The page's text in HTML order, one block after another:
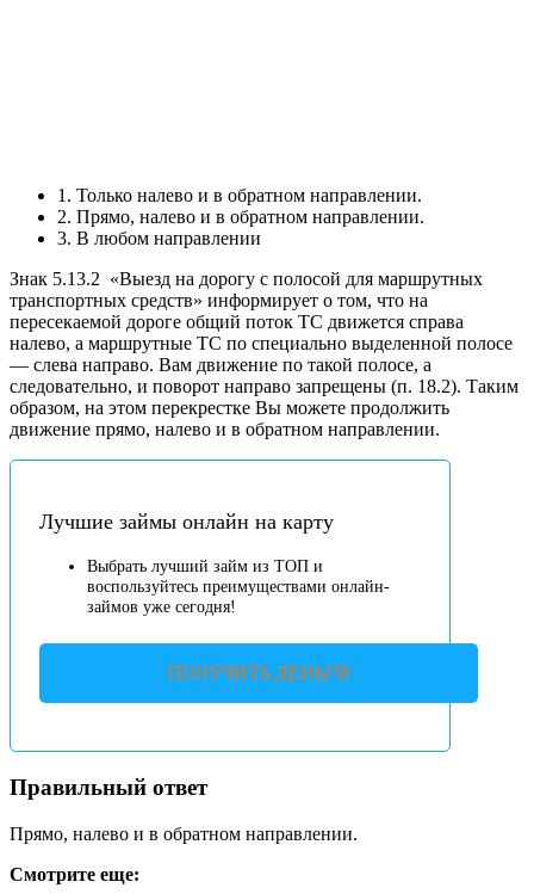
1. Только налево и в обратном направлении.
2. Прямо, налево и в обратном направлении.
3. В любом направлении
Знак 5.13.2 «Выезд на дорогу с полосой для маршрутных
транспортных средств» информирует о том, что на
пересекаемой дороге общий поток ТС движется справа
налево, а маршрутные ТС по специально выделенной полосе
— слева направо. Вам движение по такой полосе, а
следовательно, и поворот направо запрещены (п. 18.2). Таким
образом, на этом перекрестке Вы можете продолжить
движение прямо, налево и в обратном направлении.
Лучшие займы онлайн на карту
Выбрать лучший займ из ТОП и
воспользуйтесь преимуществами онлайн-
займов уже сегодня!
ПОЛУЧИТЬ ДЕНЬГИ
Правильный ответ
Прямо, налево и в обратном направлении.
Смотрите еще: